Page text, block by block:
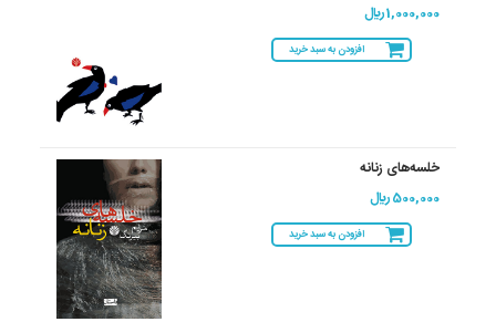
1,000,000 ريال
افزودن به سبد خرید
خلسه‌های زنانه
500,000 ريال
افزودن به سبد خرید